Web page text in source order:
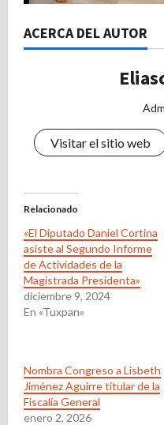
ACERCA DEL AUTOR
Visitar el sitio web
Relacionado
«El Diputado Daniel Cortina
asiste al Segundo Informe
de Actividades de la
Magistrada Presidenta»
diciembre 9, 2024
En «Tuxpan»
Nombra Congreso a Lisbeth
Jiménez Aguirre titular de la
Fiscalía General
enero 2, 2026